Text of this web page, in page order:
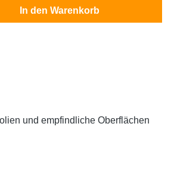
gewünschten Wert ein
In den Warenkorb
und empfindliche Oberflächen